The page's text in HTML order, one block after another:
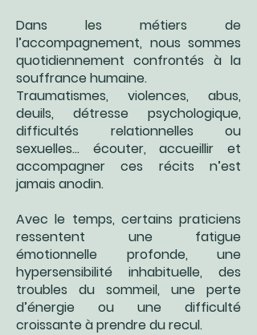
Dans les métiers de
l’accompagnement, nous sommes
quotidiennement confrontés à la
souffrance humaine.
Traumatismes, violences, abus,
deuils, détresse psychologique,
difficultés relationnelles ou
sexuelles… écouter, accueillir et
accompagner ces récits n’est
jamais anodin.
Avec le temps, certains praticiens
ressentent une fatigue
émotionnelle profonde, une
hypersensibilité inhabituelle, des
troubles du sommeil, une perte
d’énergie ou une difficulté
croissante à prendre du recul.